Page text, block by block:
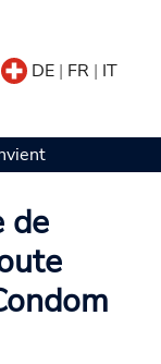
DE | FR | IT
de